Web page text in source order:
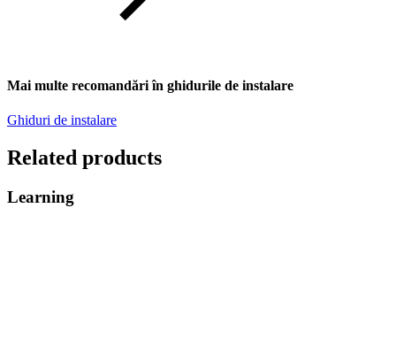
Mai multe recomandări în ghidurile de instalare
Ghiduri de instalare
Related products
Learning